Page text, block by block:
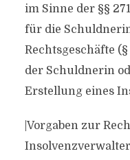
im Sinne der §§
für die
Rechtsgeschäfte
der Schuldnerin
Erstellung eines
|Vorgaben zur